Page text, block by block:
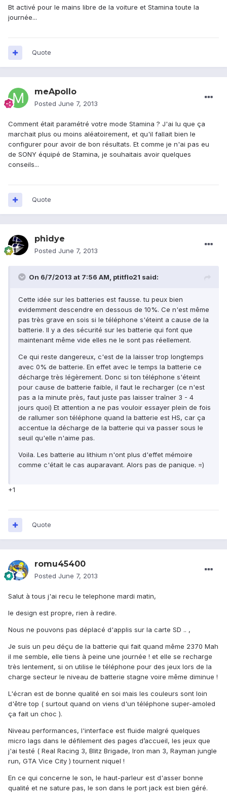
Bt activé pour le mains libre de la voiture et Stamina toute la
journée...
Quote
meApollo
Posted June 7, 2013
Comment était paramétré votre mode Stamina ? J'ai lu que ça
marchait plus ou moins aléatoirement, et qu'il fallait bien le
configurer pour avoir de bon résultats. Et comme je n'ai pas eu
de SONY équipé de Stamina, je souhaitais avoir quelques
conseils...
Quote
phidye
Posted June 7, 2013
On 6/7/2013 at 7:56 AM, ptitflo21 said:
Cette idée sur les batteries est fausse. tu peux bien
evidemment descendre en dessous de 10%. Ce n'est même
pas très grave en sois si le téléphone s'éteint a cause de la
batterie. Il y a des sécurité sur les batterie qui font que
maintenant même vide elles ne le sont pas réellement.
Ce qui reste dangereux, c'est de la laisser trop longtemps
avec 0% de batterie. En effet avec le temps la batterie ce
décharge très légèrement. Donc si ton téléphone s'éteint
pour cause de batterie faible, il faut le recharger (ce n'est
pas a la minute près, faut juste pas laisser traîner 3 - 4
jours quoi) Et attention a ne pas vouloir essayer plein de fois
de rallumer son téléphone quand la batterie est HS, car ça
accentue la décharge de la batterie qui va passer sous le
seuil qu'elle n'aime pas.
Voila. Les batterie au lithium n'ont plus d'effet mémoire
comme c'était le cas auparavant. Alors pas de panique. =)
+1
Quote
romu45400
Posted June 7, 2013
Salut à tous j'ai recu le telephone mardi matin,
le design est propre, rien à redire.
Nous ne pouvons pas déplacé d'applis sur la carte SD .. ,
Je suis un peu déçu de la batterie qui fait quand même 2370 Mah
il me semble, elle tiens à peine une journée ! et elle se recharge
très lentement, si on utilise le téléphone pour des jeux lors de la
charge secteur le niveau de batterie stagne voire même diminue !
L'écran est de bonne qualité en soi mais les couleurs sont loin
d'être top ( surtout quand on viens d'un téléphone super-amoled
ça fait un choc ).
Niveau performances, l'interface est fluide malgré quelques
micro lags dans le défilement des pages d’accueil, les jeux que
j'ai testé ( Real Racing 3, Blitz Brigade, Iron man 3, Rayman jungle
run, GTA Vice City ) tournent niquel !
En ce qui concerne le son, le haut-parleur est d'asser bonne
qualité et ne sature pas, le son dans le port jack est bien géré.